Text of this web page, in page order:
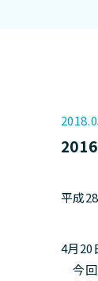
平成
4月20
今回